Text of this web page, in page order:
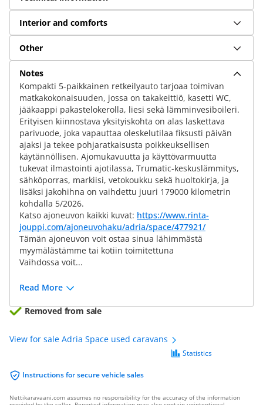
Interior and comforts
Other
Notes
Kompakti 5-paikkainen retkeilyauto tarjoaa toimivan
matkakokonaisuuden, jossa on takakeittiö, kasetti WC,
jääkaappi pakastelokerolla, liesi sekä lämminvesiboileri.
Erityisen kiinnostava yksityiskohta on alas laskettava
parivuode, joka vapauttaa oleskelutilaa fiksusti päivän
ajaksi ja tekee pohjaratkaisusta poikkeuksellisen
käytännöllisen. Ajomukavuutta ja käyttövarmuutta
tukevat ilmastointi ajotilassa, Trumatic-keskuslämmitys,
sähköporras, markiisi, vetokoukku sekä huoltokirja, ja
lisäksi jakohihna on vaihdettu juuri 179000 kilometrin
kohdalla 5/2026.
Katso ajoneuvon kaikki kuvat: https://www.rinta-
jouppi.com/ajoneuvohaku/adria/space/477921/
Tämän ajoneuvon voit ostaa sinua lähimmästä
myymälästämme tai kotiin toimitettuna
Vaihdossa voit...
Read More
Removed from sale
View for sale Adria Space used caravans
Instructions for secure vehicle sales
Statistics
Nettikaravaani.com assumes no responsibility for the accuracy of the information